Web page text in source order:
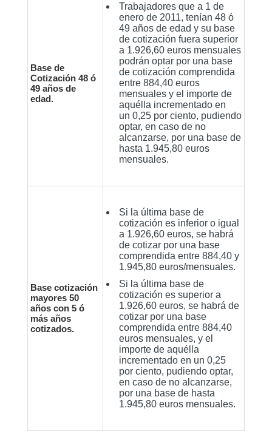
Base de
Cotización 48 ó
49 años de
edad.
Trabajadores que a 1 de
enero de 2011, tenían 48 ó
49 años de edad y su base
de cotización fuera superior
a 1.926,60 euros mensuales
podrán optar por una base
de cotización comprendida
entre 884,40 euros
mensuales y el importe de
aquélla incrementado en
un 0,25 por ciento, pudiendo
optar, en caso de no
alcanzarse, por una base de
hasta 1.945,80 euros
mensuales.
Base cotización
mayores 50
años con 5 ó
más años
cotizados.
Si la última base de
cotización es inferior o igual
a 1.926,60 euros, se habrá
de cotizar por una base
comprendida entre 884,40 y
1.945,80 euros/mensuales.
Si la última base de
cotización es superior a
1.926,60 euros, se habrá de
cotizar por una base
comprendida entre 884,40
euros mensuales, y el
importe de aquélla
incrementado en un 0,25
por ciento, pudiendo optar,
en caso de no alcanzarse,
por una base de hasta
1.945,80 euros mensuales.